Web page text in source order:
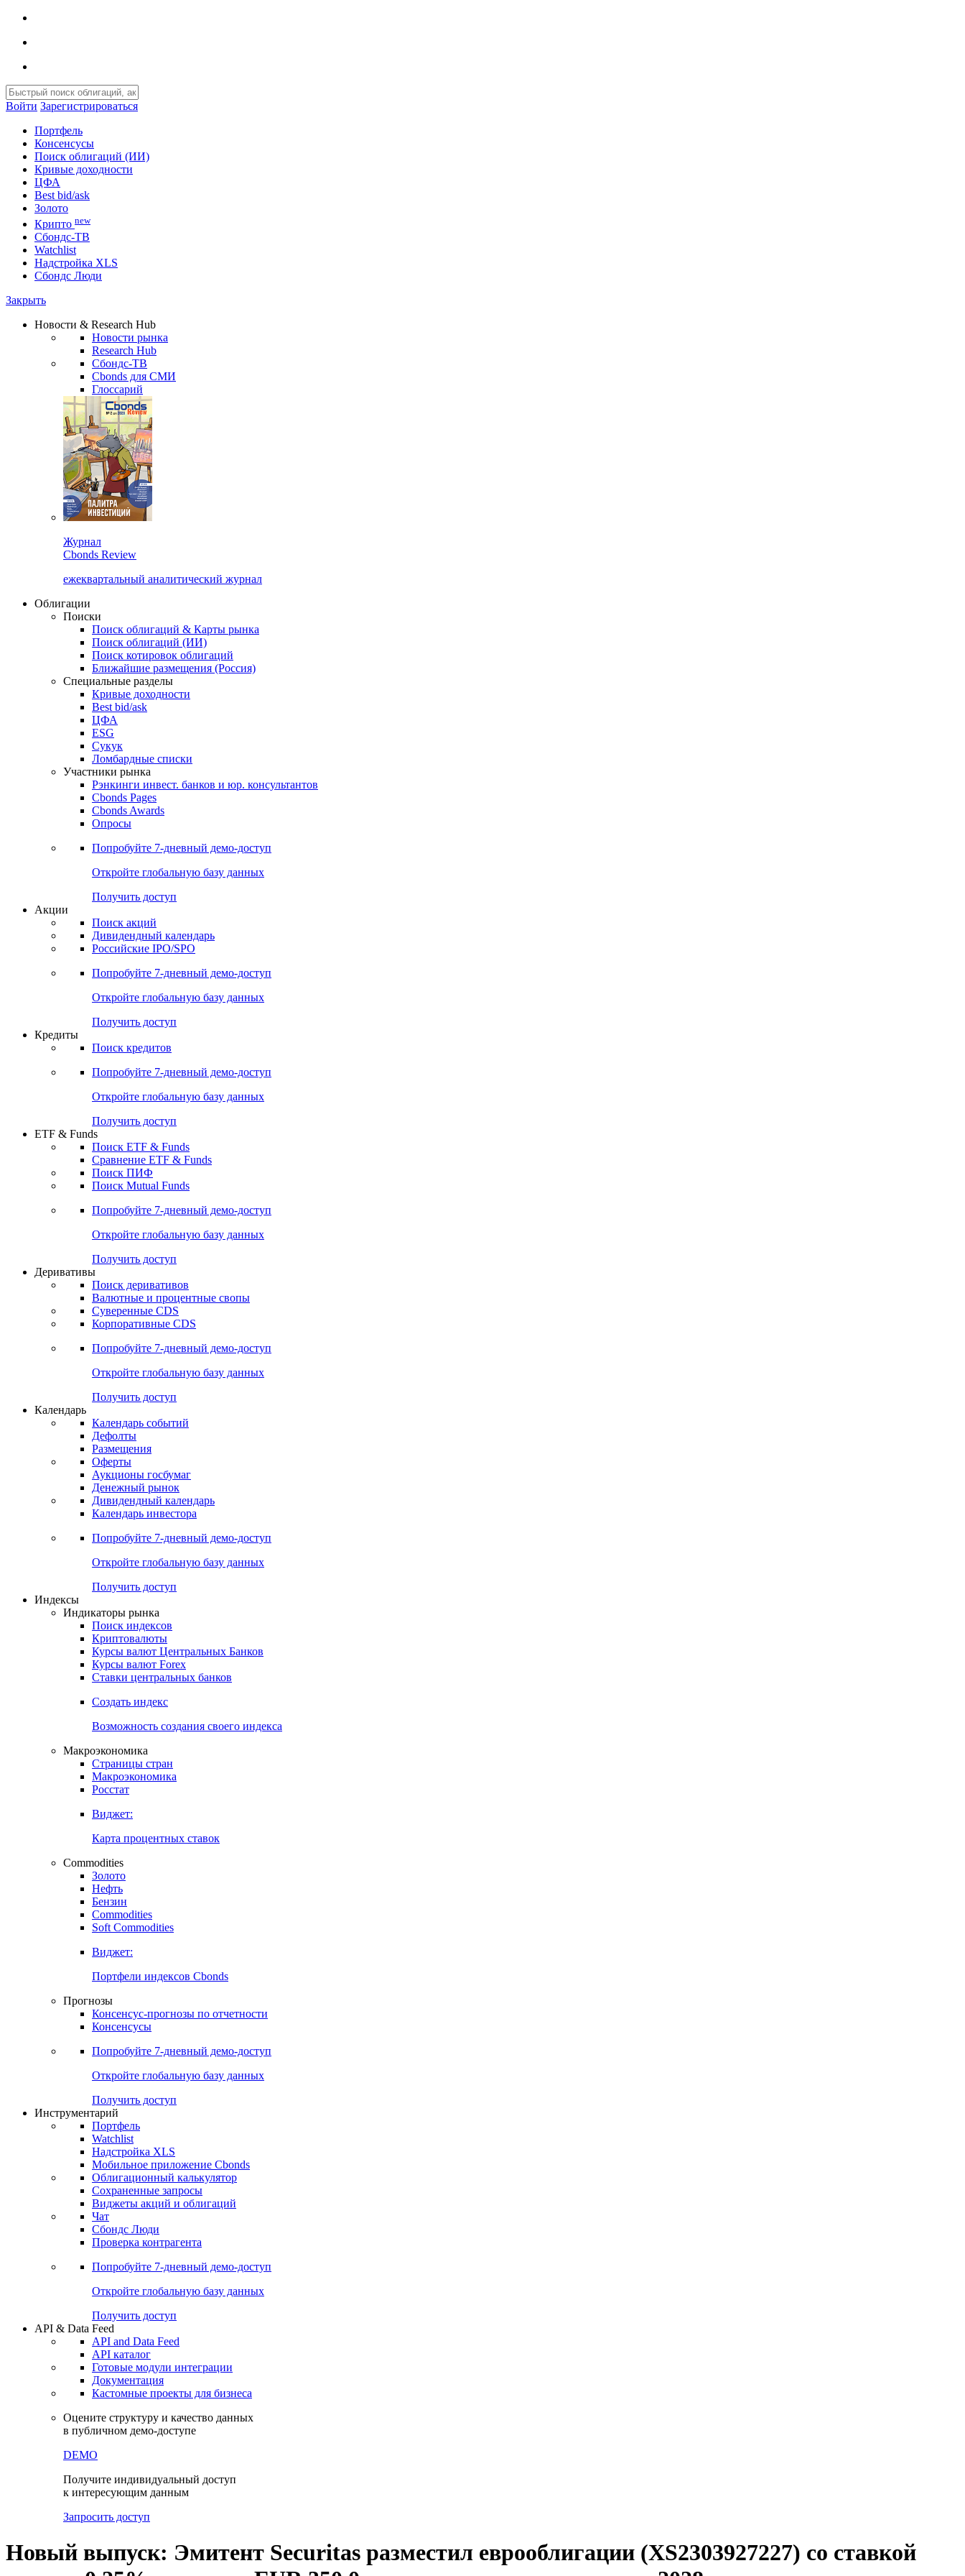
Войти Зарегистрироваться
Портфель
Консенсусы
Поиск облигаций (ИИ)
Кривые доходности
ЦФА
Best bid/ask
Золото
Крипто new
Сбондс-ТВ
Watchlist
Надстройка XLS
Сбондс Люди
Закрыть
Новости & Research Hub
Новости рынка
Research Hub
Сбондс-ТВ
Cbonds для СМИ
Глоссарий
Журнал
Cbonds Review
ежеквартальный аналитический журнал
Облигации
Поиски
Поиск облигаций & Карты рынка
Поиск облигаций (ИИ)
Поиск котировок облигаций
Ближайшие размещения (Россия)
Специальные разделы
Кривые доходности
Best bid/ask
ЦФА
ESG
Сукук
Ломбардные списки
Участники рынка
Рэнкинги инвест. банков и юр. консультантов
Cbonds Pages
Cbonds Awards
Опросы
Попробуйте 7-дневный демо-доступ
Откройте глобальную базу данных
Получить доступ
Акции
Поиск акций
Дивидендный календарь
Российские IPO/SPO
Попробуйте 7-дневный демо-доступ
Откройте глобальную базу данных
Получить доступ
Кредиты
Поиск кредитов
Попробуйте 7-дневный демо-доступ
Откройте глобальную базу данных
Получить доступ
ETF & Funds
Поиск ETF & Funds
Сравнение ETF & Funds
Поиск ПИФ
Поиск Mutual Funds
Попробуйте 7-дневный демо-доступ
Откройте глобальную базу данных
Получить доступ
Деривативы
Поиск деривативов
Валютные и процентные свопы
Суверенные CDS
Корпоративные CDS
Попробуйте 7-дневный демо-доступ
Откройте глобальную базу данных
Получить доступ
Календарь
Календарь событий
Дефолты
Размещения
Оферты
Аукционы госбумаг
Денежный рынок
Дивидендный календарь
Календарь инвестора
Попробуйте 7-дневный демо-доступ
Откройте глобальную базу данных
Получить доступ
Индексы
Индикаторы рынка
Поиск индексов
Криптовалюты
Курсы валют Центральных Банков
Курсы валют Forex
Ставки центральных банков
Создать индекс
Возможность создания своего индекса
Макроэкономика
Страницы стран
Макроэкономика
Росстат
Виджет:
Карта процентных ставок
Commodities
Золото
Нефть
Бензин
Commodities
Soft Commodities
Виджет:
Портфели индексов Cbonds
Прогнозы
Консенсус-прогнозы по отчетности
Консенсусы
Попробуйте 7-дневный демо-доступ
Откройте глобальную базу данных
Получить доступ
Инструментарий
Портфель
Watchlist
Надстройка XLS
Мобильное приложение Cbonds
Облигационный калькулятор
Сохраненные запросы
Виджеты акций и облигаций
Чат
Сбондс Люди
Проверка контрагента
Попробуйте 7-дневный демо-доступ
Откройте глобальную базу данных
Получить доступ
API & Data Feed
API and Data Feed
API каталог
Готовые модули интеграции
Документация
Кастомные проекты для бизнеса
Оцените структуру и качество данных
в публичном демо-доступе
DEMO
Получите индивидуальный доступ
к интересующим данным
Запросить доступ
Новый выпуск: Эмитент Securitas разместил еврооблигации (XS2303927227) со ставкой